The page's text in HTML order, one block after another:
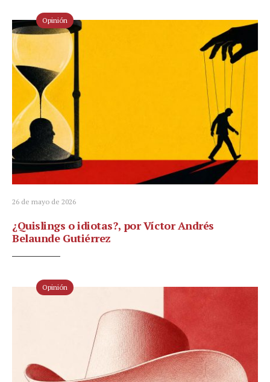
Opinión
26 de mayo de 2026
¿Quislings o idiotas?, por Víctor Andrés
Belaunde Gutiérrez
Opinión